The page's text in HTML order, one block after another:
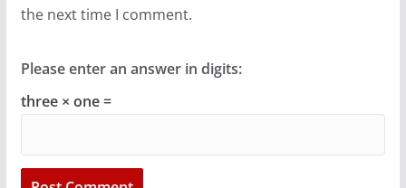
the next time I comment.
Please enter an answer in digits:
three × one =